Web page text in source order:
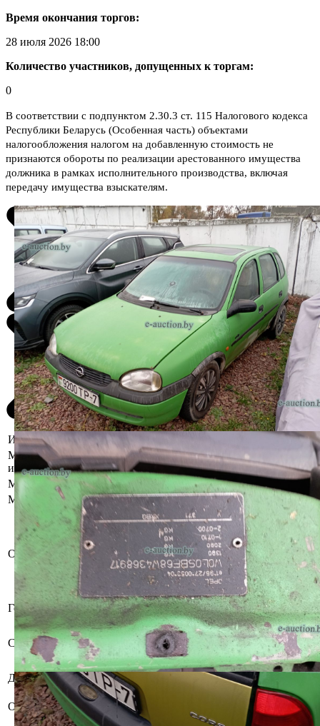
Время окончания торгов:
28 июля 2026 18:00
Количество участников, допущенных к торгам:
0
В соответствии с подпунктом 2.30.3 ст. 115 Налогового кодекса
Республики Беларусь (Особенная часть) объектами
налогообложения налогом на добавленную стоимость не
признаются обороты по реализации арестованного имущества
должника в рамках исполнительного производства, включая
передачу имущества взыскателям.
Информация о предмете торгов
Местоположение
имущества
г. Минск, пр-т Дзержинского,1Б
Марка
Модель
Corsa
Описание
Повреждения по всему кузову,
сколы, царапины, трещины на
бамперах. Трещины на боковом
стекле. Повреждения на задних
фонарях. Отсутствует антенна,
повторитель поворотника, рычаг
стеклоочистителя.
Год выпуска
1998
Состояние
Бывшее в употреблении, при
инструментальном контроле,
диагностике, разборке возможно
выявление скрытых дефектов
Должник
Козлов Вадим Петрович
Обременения
Запрет отчуждения и совершения
определенных действий судебного
исполнителя.